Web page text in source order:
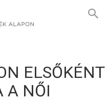
ELSŐKÉNT
A NŐI